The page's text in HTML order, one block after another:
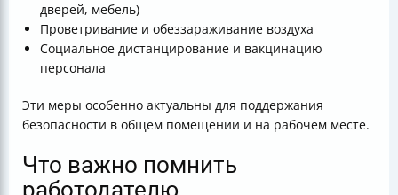
дверей, мебель)
Проветривание и обеззараживание воздуха
Социальное дистанцирование и вакцинацию
персонала
Эти меры особенно актуальны для поддержания
безопасности в общем помещении и на рабочем месте.
Что важно помнить